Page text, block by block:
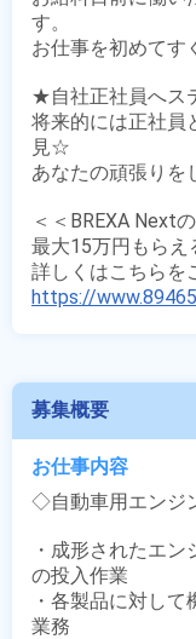
す。
お仕事を初めて
★自社正社員へス
将来的には正社員
見☆
あなたの頑張りを
＜＜BREXA Next
最大15万円もらえ
https://
募集概要
お仕事内容
◇自動車用エンジ
・成形されたエ
の投入作業
・各製品に対し
業務